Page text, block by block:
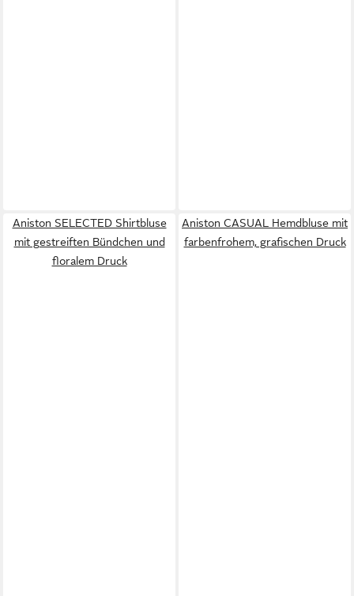
Aniston SELECTED Shirtbluse
mit gestreiften Bündchen und
floralem Druck
Aniston CASUAL Hemdbluse mit
farbenfrohem, grafischen Druck